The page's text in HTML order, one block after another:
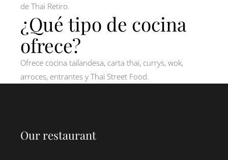
de Thai Retiro.
¿Qué tipo de cocina
ofrece?
Ofrece cocina tailandesa, carta thai, currys, wok,
arroces, entrantes y Thai Street Food.
Our restaurant